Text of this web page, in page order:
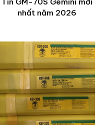
nhất năm 2026